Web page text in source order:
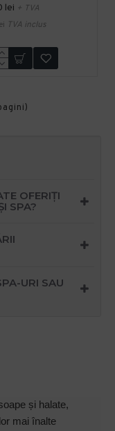
lei + TVA
TVA inclus
OFERIȚI
SPA?
URI SAU
și halate,
mai înalte